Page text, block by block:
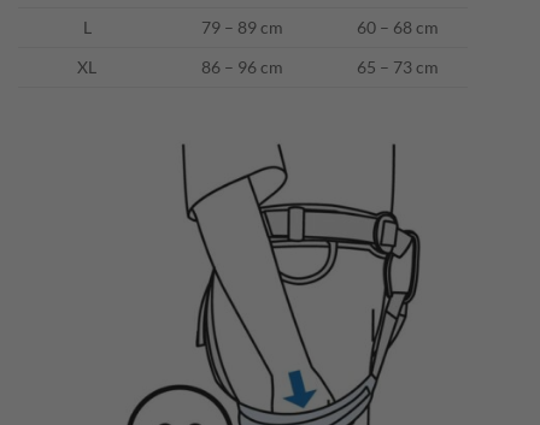
L
79 – 89 cm
60 – 68 cm
XL
86 – 96 cm 65 – 73 cm